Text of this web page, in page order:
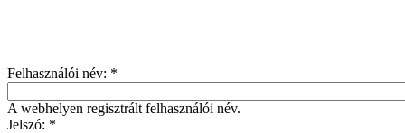
Felhasználói név: *
A webhelyen regisztrált felhasználói név.
Jelszó: *